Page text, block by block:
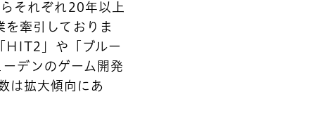
それぞれ20年以上
を牽引しておりま
HIT2」や「ブルー
デンのゲーム開発
は拡大傾向にあ